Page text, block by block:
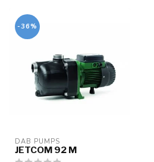
-36%
DAB PUMPS
JETCOM 92 M